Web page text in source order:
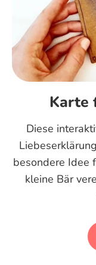
Karte
Diese
besondere Idee
kleine Bär